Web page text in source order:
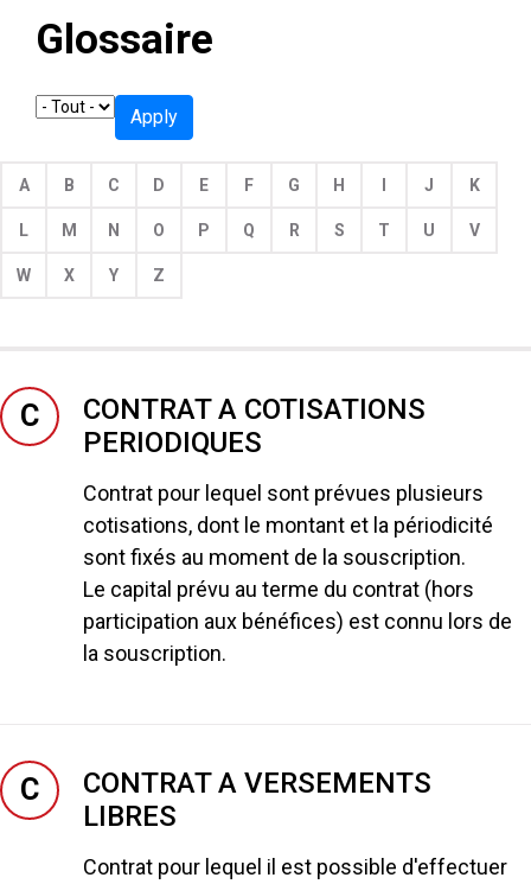
Glossaire
Apply
A B C D E F G H J K
L M N O P Q R S T U V
W X Y Z
C
CONTRAT A COTISATIONS
PERIODIQUES
Contrat pour lequel sont prévues plusieurs
cotisations, dont le montant et la périodicité
sont fixés au moment de la souscription.
Le capital prévu au terme du contrat (hors
participation aux bénéfices) est connu lors de
la souscription.
C
CONTRAT A VERSEMENTS
LIBRES
Contrat pour lequel il est possible d'effectuer